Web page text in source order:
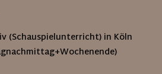
(Schauspielunterricht) in Köln